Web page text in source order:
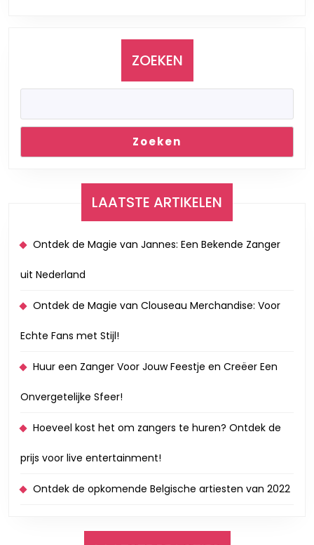
ZOEKEN
Zoeken
LAATSTE ARTIKELEN
Ontdek de Magie van Jannes: Een Bekende Zanger
uit Nederland
Ontdek de Magie van Clouseau Merchandise: Voor
Echte Fans met Stijl!
Huur een Zanger Voor Jouw Feestje en Creëer Een
Onvergetelijke Sfeer!
Hoeveel kost het om zangers te huren? Ontdek de
prijs voor live entertainment!
Ontdek de opkomende Belgische artiesten van 2022